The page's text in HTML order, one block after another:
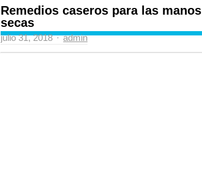
Remedios caseros para las manos
secas
julio 31, 2018 Author
admin